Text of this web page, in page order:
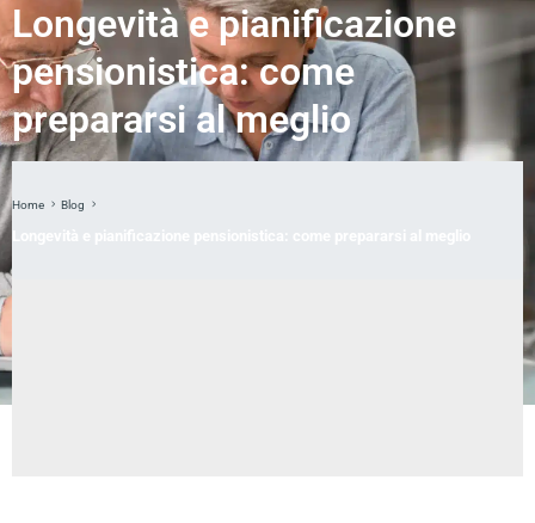
Longevità e pianificazione
pensionistica: come
prepararsi al meglio
Home Blog